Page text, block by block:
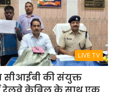
LIVE TV
की संयुक्त